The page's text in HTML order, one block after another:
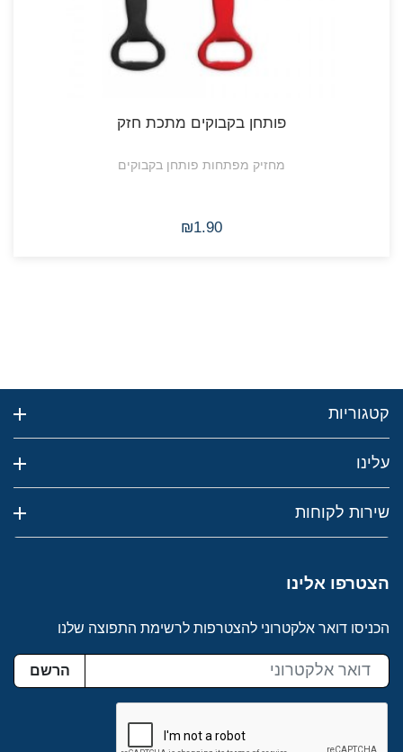
פותחן בקבוקים מתכת חזק
מחזיק מפתחות פותחן בקבוקים
₪1.90
קטגוריות
עלינו
שירות לקוחות
הצטרפו אלינו
הכניסו דואר אלקטרוני להצטרפות לרשימת התפוצה שלנו
הרשם